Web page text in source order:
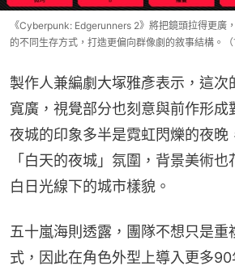
《Cyberpunk: Edgerunners 2》將把鏡頭拉得更廣
的不同生存方式，打造更偏向群像劇的敘事結構。（
製作人兼編劇大塚雅彥表示，這次
寬廣，視覺部分也刻意與前作形成
夜城的印象多半是霓虹閃爍的夜晚
「白天的夜城」氛圍，背景美術
白日光線下的城市樣貌。
五十嵐海則透露，團隊不想只是重
式，因此在角色外型上導入更多90